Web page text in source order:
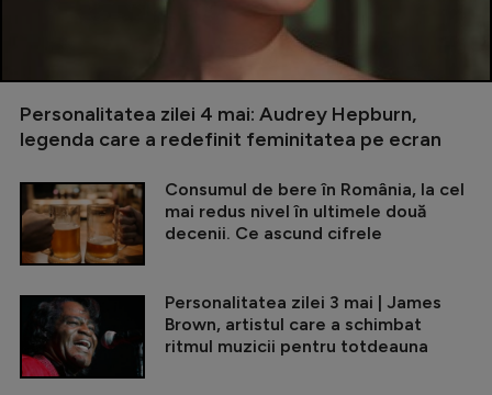
Personalitatea zilei 4 mai: Audrey Hepburn,
legenda care a redefinit feminitatea pe ecran
Consumul de bere în România, la cel
mai redus nivel în ultimele două
decenii. Ce ascund cifrele
Personalitatea zilei 3 mai | James
Brown, artistul care a schimbat
ritmul muzicii pentru totdeauna